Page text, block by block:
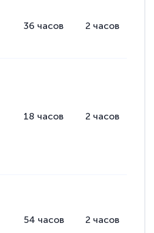
36 часов 2 часов
18 часов 2 часов
54 часов 2 часов